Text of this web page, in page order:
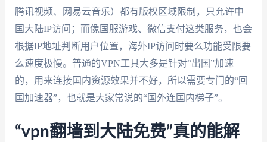
腾讯视频、网易云音乐）都有版权区域限制，只允许中
国大陆IP访问；而像国服游戏、微信支付这类服务，也会
根据IP地址判断用户位置，海外IP访问时要么功能受限要
么速度极慢。普通的VPN工具大多是针对“出国”加速
的，用来连接国内资源效果并不好，所以需要专门的“回
国加速器”，也就是大家常说的“国外连国内梯子”。
“vpn翻墙到大陆免费”真的能解